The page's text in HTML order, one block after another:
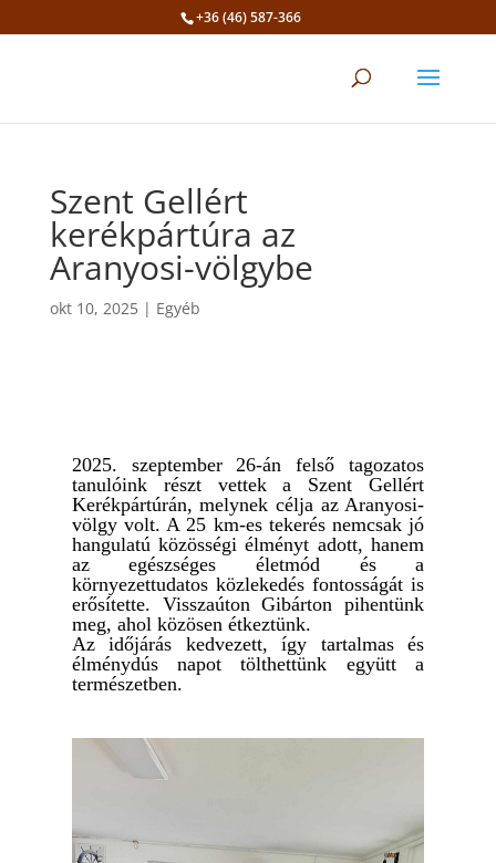
+36 (46) 587-366
Szent Gellért
kerékpártúra az
Aranyosi-völgybe
okt 10, 2025| Egyéb
2025. szeptember 26-án felső tagozatos
tanulóink részt vettek a Szent Gellért
Kerékpártúrán, melynek célja az Aranyosi-
völgy volt. A 25 km-es tekerés nemcsak jó
hangulatú közösségi élményt adott, hanem
az egészséges életmód és a
környezettudatos közlekedés fontosságát is
erősítette. Visszaúton Gibárton pihentünk
meg, ahol közösen étkeztünk.
Az időjárás kedvezett, így tartalmas és
élménydús napot tölthettünk együtt a
természetben.